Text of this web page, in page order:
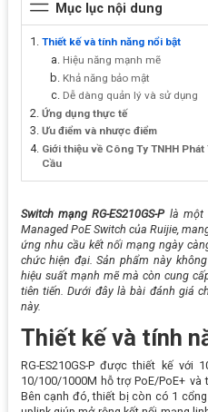
Mục lục nội dung
Thiết kế và tính năng nổi bật
Hiệu năng mạnh mẽ
Khả năng bảo mật
Dễ dàng quản lý và sử dụng
Ứng dụng thực tế
Ưu điểm và nhược điểm
Giới thiệu về Công Ty TNHH
Cầu
Switch mạng RG-ES210GS-P là một
Managed PoE Switch của Ruijie,
ứng nhu cầu kết nối mạng ngày
chức hiện đại. Sản phẩm này
hiệu suất mạnh mẽ mà còn cung
tiên tiến. Dưới đây là bài đánh giá
này.
Thiết kế và tính
RG-ES210GS-P được thiết kế
10/100/1000M hỗ trợ PoE/PoE+
Bên cạnh đó, thiết bị còn có 1